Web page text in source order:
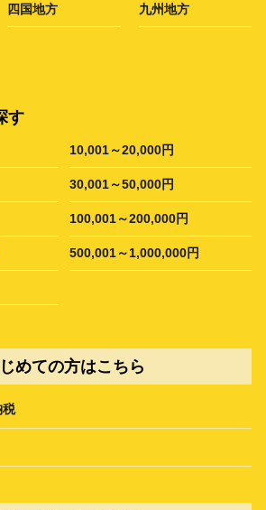
四国地方 九州地方
す
10,001～20,000円
30,001～50,000円
100,001～200,000円
500,001～1,000,000円
めての方はこちら
税